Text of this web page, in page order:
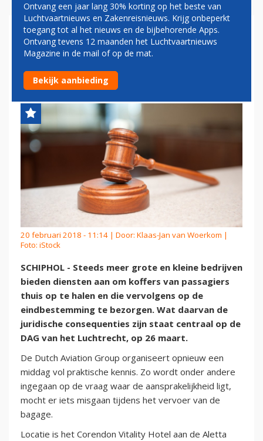
DAG VAN HET LUCHTRECHT:
JURIDISCHE HAKEN EN OGEN
BIJ THUIS OPHALEN KOFFERS
20 februari 2018 - 11:14 | Door: Klaas-Jan van Woerkom |
Foto: iStock
SCHIPHOL - Steeds meer grote en kleine bedrijven
bieden diensten aan om koffers van passagiers
thuis op te halen en die vervolgens op de
eindbestemming te bezorgen. Wat daarvan de
juridische consequenties zijn staat centraal op de
DAG van het Luchtrecht, op 26 maart.
De Dutch Aviation Group organiseert opnieuw een
middag vol praktische kennis. Zo wordt onder andere
ingegaan op de vraag waar de aansprakelijkheid ligt,
mocht er iets misgaan tijdens het vervoer van de
bagage.
Locatie is het Corendon Vitality Hotel aan de Aletta
Ontvang een jaar lang 30% korting op het beste van
Luchtvaartnieuws en Zakenreisnieuws. Krijg onbeperkt
toegang tot al het nieuws en de bijbehorende Apps.
Ontvang tevens 12 maanden het Luchtvaartnieuws
Magazine in de mail of op de mat.
Bekijk aanbieding